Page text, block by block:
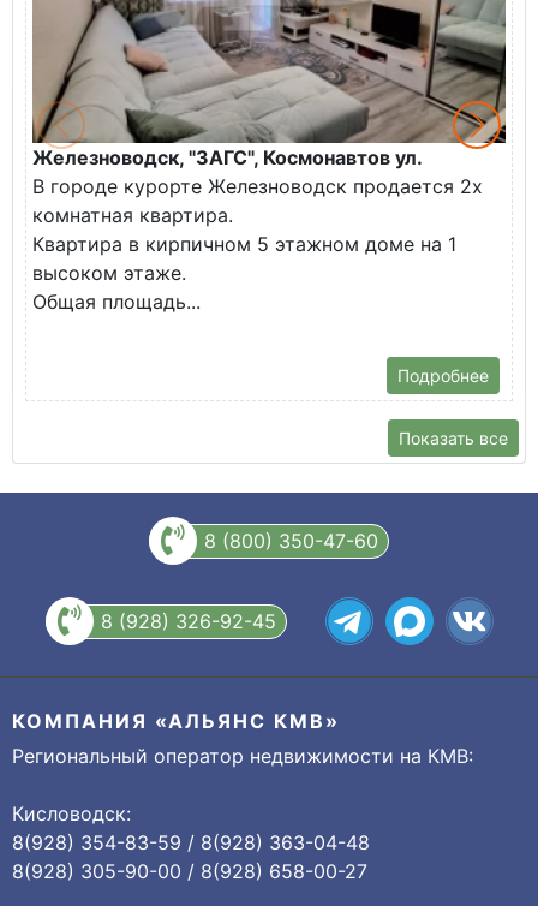
Железноводск, "ЗАГС", Космонавтов ул.
В городе курорте Железноводск продается 2х
комнатная квартира.
Квартира в кирпичном 5 этажном доме на 1
высоком этаже.
Общая площадь...
Подробнее
Показать все
8 (800) 350-47-60
8 (928) 326-92-45
КОМПАНИЯ «АЛЬЯНС КМВ»
Региональный оператор недвижимости на КМВ:
Кисловодск:
8(928) 354-83-59 / 8(928) 363-04-48
8(928) 305-90-00 / 8(928) 658-00-27